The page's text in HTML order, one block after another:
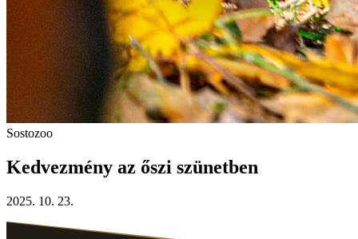
Sostozoo
Kedvezmény az őszi szünetben
2025. 10. 23.